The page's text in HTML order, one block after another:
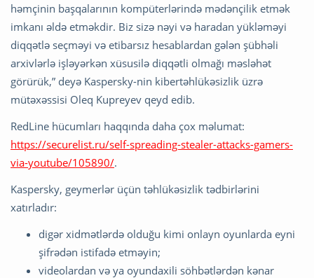
həmçinin başqalarının kompüterlərində mədənçilik etmək
imkanı əldə etməkdir. Biz sizə nəyi və haradan yükləməyi
diqqətlə seçməyi və etibarsız hesablardan gələn şübhəli
arxivlərlə işləyərkən xüsusilə diqqətli olmağı məsləhət
görürük,” deyə Kaspersky-nin kibertəhlükəsizlik üzrə
mütəxəssisi Oleq Kupreyev qeyd edib.
RedLine hücumları haqqında daha çox məlumat:
https://securelist.ru/self-spreading-stealer-attacks-gamers-
via-youtube/105890/.
Kaspersky, geymerlər üçün təhlükəsizlik tədbirlərini
xatırladır:
digər xidmətlərdə olduğu kimi onlayn oyunlarda eyni
şifrədən istifadə etməyin;
videolardan və ya oyundaxili söhbətlərdən kənar